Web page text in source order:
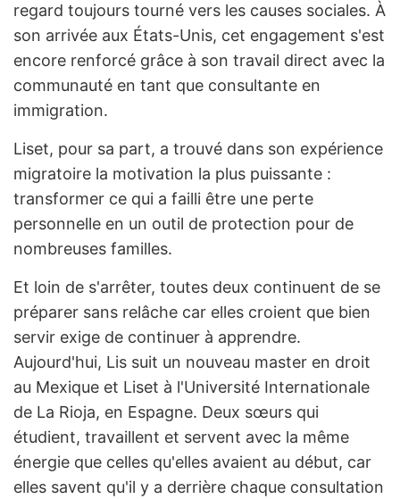
regard toujours tourné vers les causes sociales. À
son arrivée aux États-Unis, cet engagement s'est
encore renforcé grâce à son travail direct avec la
communauté en tant que consultante en
immigration.
Liset, pour sa part, a trouvé dans son expérience
migratoire la motivation la plus puissante :
transformer ce qui a failli être une perte
personnelle en un outil de protection pour de
nombreuses familles.
Et loin de s'arrêter, toutes deux continuent de se
préparer sans relâche car elles croient que bien
servir exige de continuer à apprendre.
Aujourd'hui, Lis suit un nouveau master en droit
au Mexique et Liset à l'Université Internationale
de La Rioja, en Espagne. Deux sœurs qui
étudient, travaillent et servent avec la même
énergie que celles qu'elles avaient au début, car
elles savent qu'il y a derrière chaque consultation